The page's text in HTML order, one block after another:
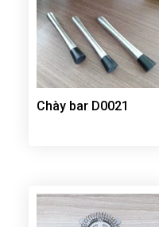
Chày bar D0021